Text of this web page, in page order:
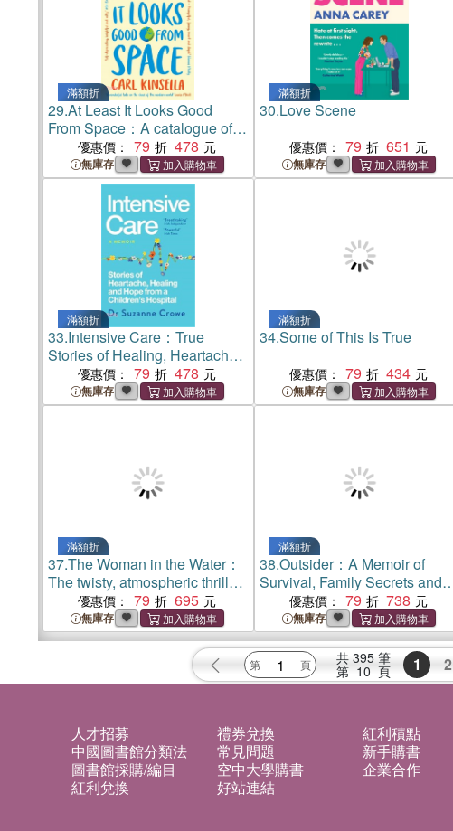
滿額折
29.At Least It Looks Good
From Space：A catalogue of
modern, millennial and
personal catastrophes
優惠價： 79 478
無庫存
滿額折
30.Love Scene
優惠價： 79 651
無庫存
滿額折
33.Intensive Care：True
Stories of Healing, Heartache
and Hope from Inside Irish
Children's Medicine
優惠價： 79 478
無庫存
滿額折
34.Some of This Is True
優惠價： 79 434
無庫存
滿額折
37.The Woman in the Water：
The twisty, atmospheric thriller
that dares to answer one of
literature's unsolved mysteries
優惠價： 79 695
無庫存
滿額折
38.Outsider：A Memoir of
Survival, Family Secrets and
the Search to Belong
優惠價： 79 738
無庫存
共 395 筆
第 10 頁 1 2
人才招募 禮券兌換
紅利積點
中國圖書館分類法 常見問題
新手購書
圖書館採購/編目 空中大學購書
企業合作
紅利兌換 好站連結